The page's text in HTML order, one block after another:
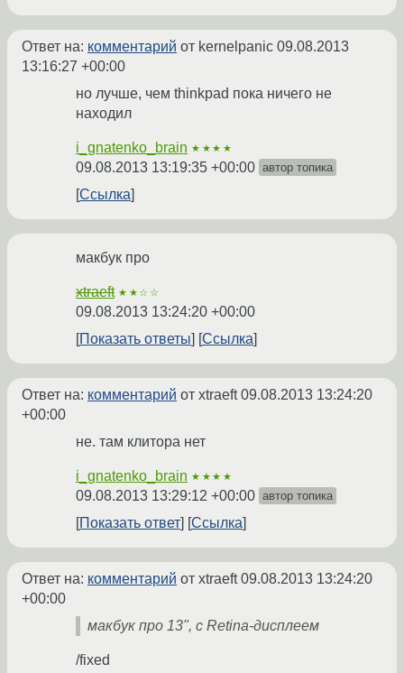
Ответ на: комментарий от kernelpanic 09.08.2013
13:16:27 +00:00
но лучше, чем thinkpad пока ничего не
находил
i_gnatenko_brain ★★★★
09.08.2013 13:19:35 +00:00 автор топика
Ссылка
макбук про
xtraeft ★★☆☆
09.08.2013 13:24:20 +00:00
Показать ответы
Ссылка
Ответ на: комментарий от xtraeft09.08.2013 13:24:20
+00:00
не. там клитора нет
i_gnatenko_brain ★★★★
09.08.2013 13:29:12 +00:00 автор топика
Показать ответ Ссылка
Ответ на: комментарий от xtraeft09.08.2013 13:24:20
+00:00
макбук про 13", с Retina-дисплеем
/fixed